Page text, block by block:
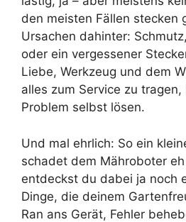
den meisten Fällen stecken
Ursachen dahinter:
oder ein vergessener
Liebe, Werkzeug und dem
alles zum Service zu
Problem selbst lösen.
Und mal ehrlich: So ein
schadet dem Mähroboter
entdeckst du dabei ja noch
Dinge, die deinem
Ran ans Gerät, Fehler